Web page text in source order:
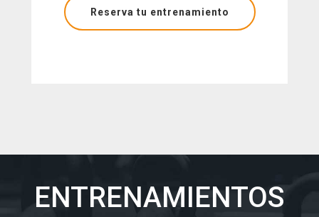
Reserva tu entrenamiento
ENTRENAMIENTOS